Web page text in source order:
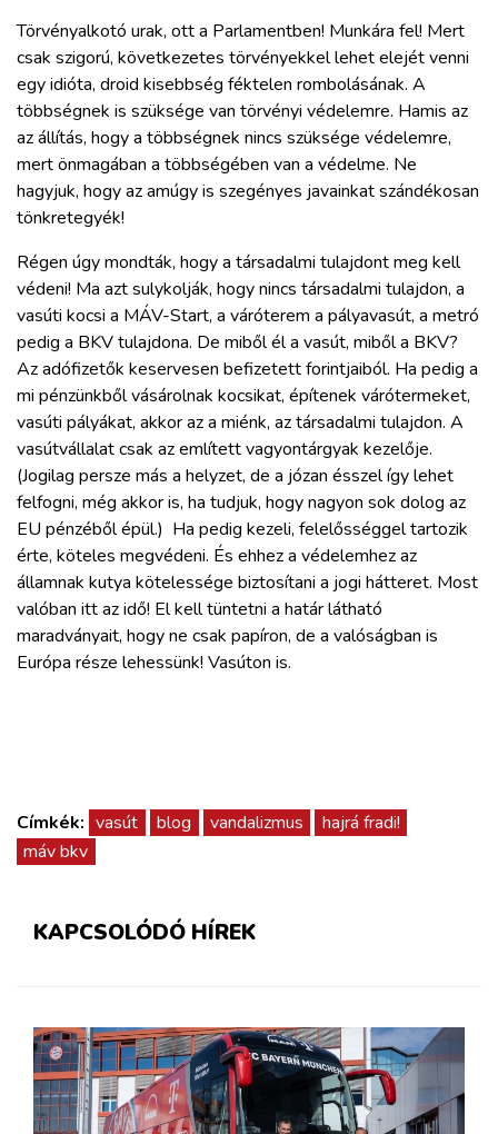
Törvényalkotó urak, ott a Parlamentben! Munkára fel! Mert
csak szigorú, következetes törvényekkel lehet elejét venni
egy idióta, droid kisebbség féktelen rombolásának. A
többségnek is szüksége van törvényi védelemre. Hamis az
az állítás, hogy a többségnek nincs szüksége védelemre,
mert önmagában a többségében van a védelme. Ne
hagyjuk, hogy az amúgy is szegényes javainkat szándékosan
tönkretegyék!
Régen úgy mondták, hogy a társadalmi tulajdont meg kell
védeni! Ma azt sulykolják, hogy nincs társadalmi tulajdon, a
vasúti kocsi a MÁV-Start, a váróterem a pályavasút, a metró
pedig a BKV tulajdona. De miből él a vasút, miből a BKV?
Az adófizetők keservesen befizetett forintjaiból. Ha pedig a
mi pénzünkből vásárolnak kocsikat, építenek várótermeket,
vasúti pályákat, akkor az a miénk, az társadalmi tulajdon. A
vasútvállalat csak az említett vagyontárgyak kezelője.
(Jogilag persze más a helyzet, de a józan ésszel így lehet
felfogni, még akkor is, ha tudjuk, hogy nagyon sok dolog az
EU pénzéből épül.) Ha pedig kezeli, felelősséggel tartozik
érte, köteles megvédeni. És ehhez a védelemhez az
államnak kutya kötelessége biztosítani a jogi hátteret. Most
valóban itt az idő! El kell tüntetni a határ látható
maradványait, hogy ne csak papíron, de a valóságban is
Európa része lehessünk! Vasúton is.
Címkék: vasút blog vandalizmus
hajrá fradi!
máv bkv
KAPCSOLÓDÓ HÍREK